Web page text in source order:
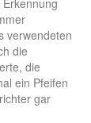
verwendeten
die
die
ein Pfeifen
gar